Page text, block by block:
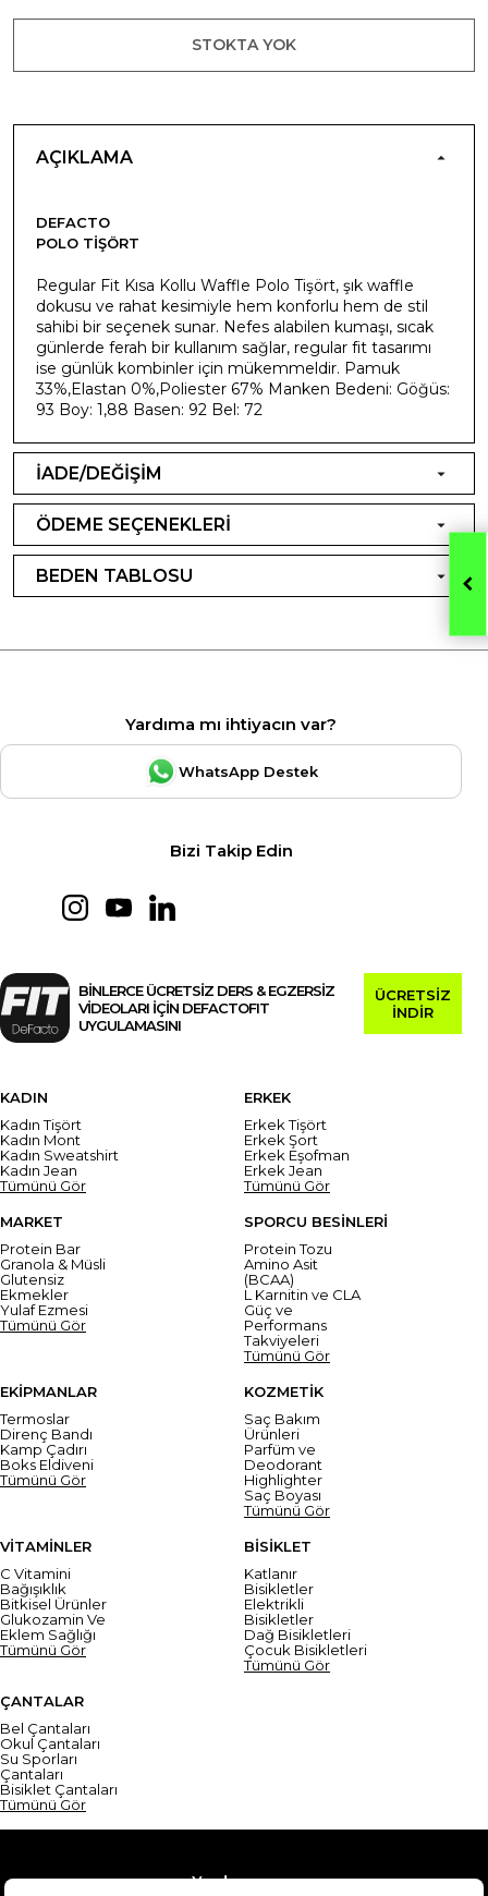
STOKTA YOK
AÇIKLAMA
DEFACTO
POLO TIŞÖRT
Regular Fit Kısa Kollu Waffle Polo Tişört, şık waffle
dokusu ve rahat kesimiyle hem konforlu hem de stil
sahibi bir seçenek sunar. Nefes alabilen kumaşı, sıcak
günlerde ferah bir kullanım sağlar, regular fit tasarımı
ise günlük kombinler için mükemmeldir. Pamuk
33%,Elastan 0%,Poliester 67% Manken Bedeni: Göğüs:
93 Boy: 1,88 Basen: 92 Bel: 72
İADE/DEĞİŞİM
ÖDEME SEÇENEKLERİ
BEDEN TABLOSU
Yardıma mı ihtiyacın var?
WhatsApp Destek
Bizi Takip Edin
BİNLERCE ÜCRETSİZ DERS & EGZERSİZ
VİDEOLARI İÇİN DEFACTOFIT
UYGULAMASINI
ÜCRETSİZ
İNDİR
KADIN
Kadın Tişört
Kadın Mont
Kadın Sweatshirt
Kadın Jean
Tümünü Gör
ERKEK
Erkek Tişört
Erkek Şort
Erkek Eşofman
Erkek Jean
Tümünü Gör
MARKET
Protein Bar
Granola & Müsli
Glutensiz
Ekmekler
Yulaf Ezmesi
Tümünü Gör
SPORCU BESİNLERİ
Protein Tozu
Amino Asit
(BCAA)
L Karnitin ve CLA
Güç ve
Performans
Takviyeleri
Tümünü Gör
EKİPMANLAR
Termoslar
Direnç Bandı
Kamp Çadırı
Boks Eldiveni
Tümünü Gör
KOZMETİK
Saç Bakım
Ürünleri
Parfüm ve
Deodorant
Highlighter
Saç Boyası
Tümünü Gör
VİTAMİNLER
C Vitamini
Bağışıklık
Bitkisel Ürünler
Glukozamin Ve
Eklem Sağlığı
Tümünü Gör
BİSİKLET
Katlanır
Bisikletler
Elektrikli
Bisikletler
Dağ Bisikletleri
Çocuk Bisikletleri
Tümünü Gör
ÇANTALAR
Bel Çantaları
Okul Çantaları
Su Sporları
Çantaları
Bisiklet Çantaları
Tümünü Gör
Yardım